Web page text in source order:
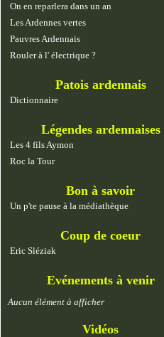
On en reparlera dans un an
Les Ardennes vertes
Pauvres Ardennais
Rouler à l' électrique ?
Patois ardennais
Dictionnaire
Légendes ardennaises
Les 4 fils Aymon
Roc la Tour
Bon à savoir
Un p'te pause à la médiathèque
Coup de coeur
Eric Sléziak
Evénements à venir
Aucun élément à afficher
Vidéos